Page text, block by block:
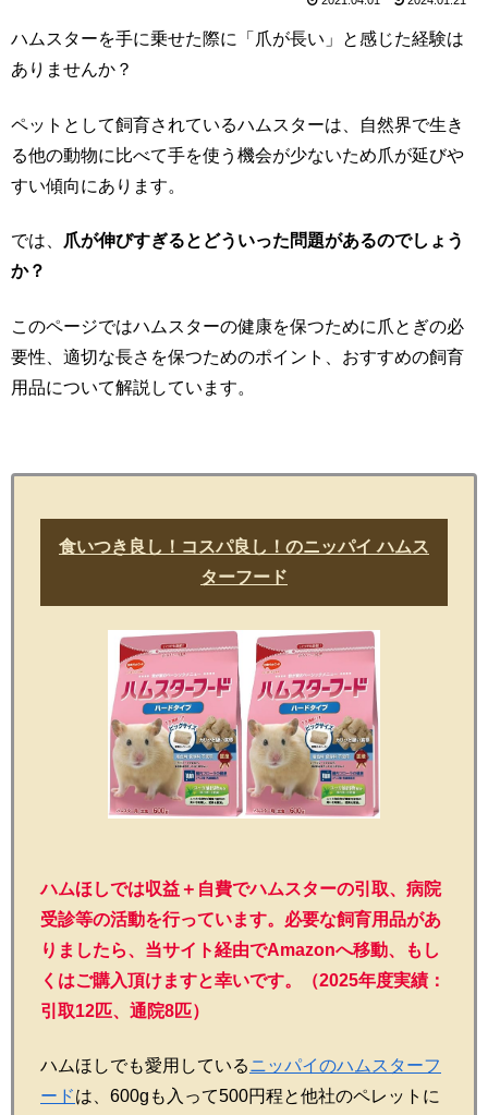
ハムスターを手に乗せた際に「爪が長い」と感じた経験は
ありませんか？
ペットとして飼育されているハムスターは、自然界で生き
る他の動物に比べて手を使う機会が少ないため爪が延びや
すい傾向にあります。
では、
爪が伸びすぎるとどういった問題があるのでしょう
か？
このページではハムスターの健康を保つために爪とぎの必
要性、適切な長さを保つためのポイント、おすすめの飼育
用品について解説しています。
食いつき良し！コスパ良し！のニッパイ ハムス
ターフード
ハムほしでは収益＋自費でハムスターの引取、病院
受診等の活動を行っています。必要な飼育用品があ
りましたら、当サイト経由でAmazonへ移動、もし
くはご購入頂けますと幸いです。（2025年度実績：
引取12匹、通院8匹）
ハムほしでも愛用しているニッパイのハムスターフ
ードは、600gも入って500円程と他社のペレットに